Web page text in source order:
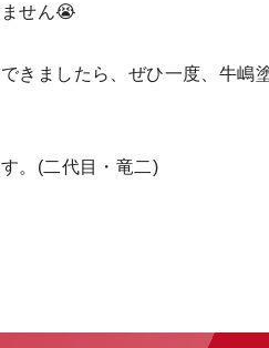
せん😭
きましたら、ぜひ一度、牛嶋
。(二代目・竜二)